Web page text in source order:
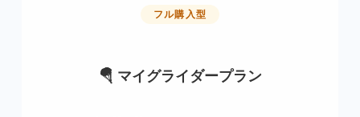
フル購入型
🪂 マイグライダープラン